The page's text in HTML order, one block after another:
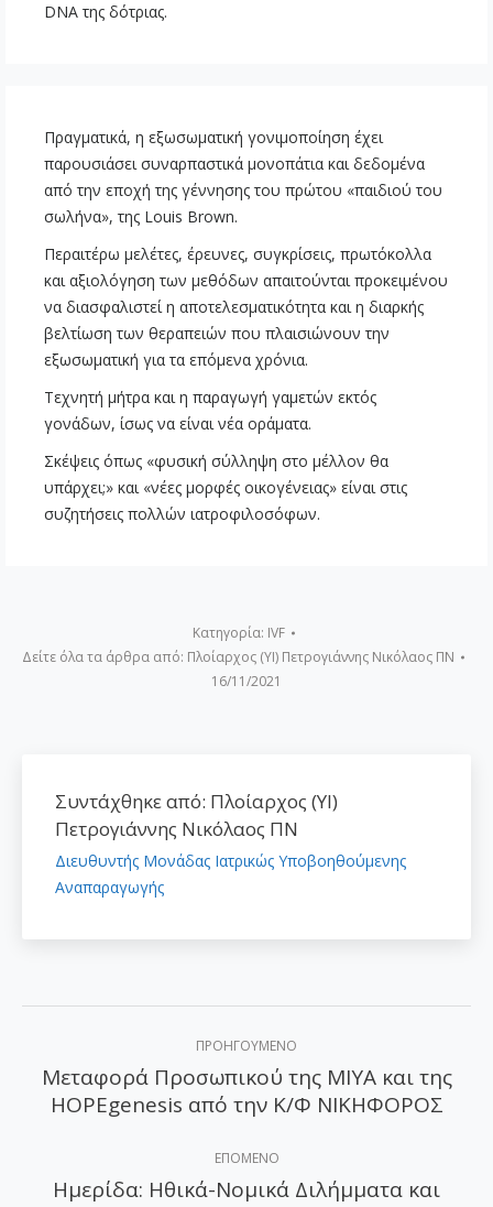
DNA της δότριας.
Πραγματικά, η εξωσωματική γονιμοποίηση έχει
παρουσιάσει συναρπαστικά μονοπάτια και δεδομένα
από την εποχή της γέννησης του πρώτου «παιδιού του
σωλήνα», της Louis Brown.
Περαιτέρω μελέτες, έρευνες, συγκρίσεις, πρωτόκολλα
και αξιολόγηση των μεθόδων απαιτούνται προκειμένου
να διασφαλιστεί η αποτελεσματικότητα και η διαρκής
βελτίωση των θεραπειών που πλαισιώνουν την
εξωσωματική για τα επόμενα χρόνια.
Τεχνητή μήτρα και η παραγωγή γαμετών εκτός
γονάδων, ίσως να είναι νέα οράματα.
Σκέψεις όπως «φυσική σύλληψη στο μέλλον θα
υπάρχει;» και «νέες μορφές οικογένειας» είναι στις
συζητήσεις πολλών ιατροφιλοσόφων.
Κατηγορία: IVF
Δείτε όλα τα άρθρα από: Πλοίαρχος (ΥΙ) Πετρογιάννης Νικόλαος ΠΝ
16/11/2021
Συντάχθηκε από: Πλοίαρχος (ΥΙ)
Πετρογιάννης Νικόλαος ΠΝ
Διευθυντής Μονάδας Ιατρικώς Υποβοηθούμενης
Αναπαραγωγής
navigation
ΠΡΟΗΓΟΎΜΕΝΟ
Προηγούμενο
άρθρο:
Μεταφορά Προσωπικού της ΜΙΥΑ και της
HOPEgenesis από την Κ/Φ ΝΙΚΗΦΟΡΟΣ
ΕΠΌΜΕΝΟ
Ημερίδα: Ηθικά-Νομικά Διλήμματα και